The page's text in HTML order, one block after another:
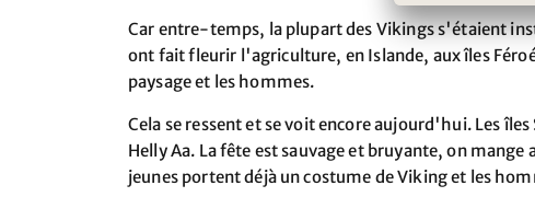
Car entre-temps, la plupart des Vikings s'étaient
ont fait fleurir l'agriculture, en Islande, aux îles
paysage et les hommes.
Cela se ressent et se voit encore aujourd'hui. Les
Helly Aa. La fête est sauvage et bruyante, on
jeunes portent déjà un costume de Viking et les